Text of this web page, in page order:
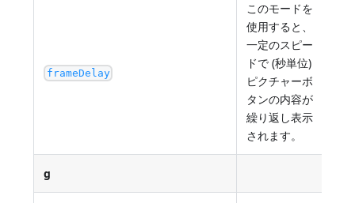
frameDelay
このモードを
使用すると、
一定のスピー
ドで (秒単位)
ピクチャーボ
タンの内容が
繰り返し表示
されます。
g